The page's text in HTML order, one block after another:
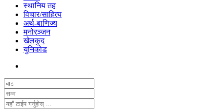
स्थानिय तह
विचार/साहित्य
अर्थ-बाणिज्य
मनोरञ्जन
खेलकुद
युनिकोड